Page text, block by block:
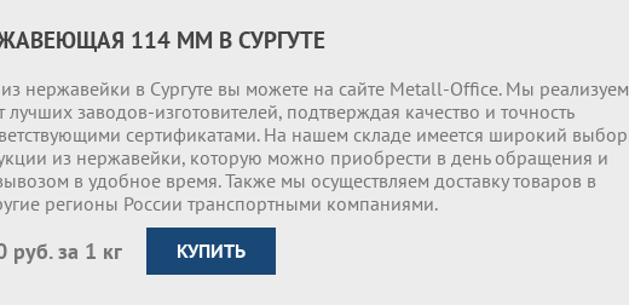
114 ММ В СУРГУТЕ
нержавейки в Сургуте вы можете на сайте Metall-Office. Мы реализуем
заводов-изготовителей, подтверждая качество и точность
сертификатами. На нашем складе имеетcя широкий выбор
из нержавейки, которую можно приобрести в день обращения и
в удобное время. Также мы осуществляем доставку товаров в
регионы России транспортными компаниями.
руб. за 1 кг КУПИТЬ